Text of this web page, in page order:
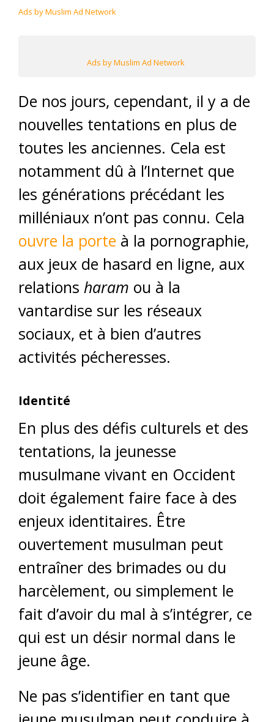
Ads by Muslim Ad Network
Ads by Muslim Ad Network
De nos jours, cependant, il y a de
nouvelles tentations en plus de
toutes les anciennes. Cela est
notamment dû à l’Internet que
les générations précédant les
milléniaux n’ont pas connu. Cela
ouvre la porte à la pornographie,
aux jeux de hasard en ligne, aux
relations haram ou à la
vantardise sur les réseaux
sociaux, et à bien d’autres
activités pécheresses.
Identité
En plus des défis culturels et des
tentations, la jeunesse
musulmane vivant en Occident
doit également faire face à des
enjeux identitaires. Être
ouvertement musulman peut
entraîner des brimades ou du
harcèlement, ou simplement le
fait d’avoir du mal à s’intégrer, ce
qui est un désir normal dans le
jeune âge.
Ne pas s’identifier en tant que